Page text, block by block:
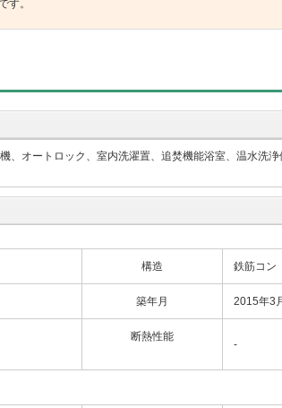
す。
オートロック、室内洗濯置、追焚機能浴室、温水洗
構造 鉄筋コン
築年月 2015年3
断熱性能
-